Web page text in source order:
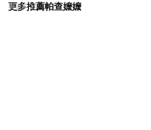
更多推薦帕查嬤嬤
看更多